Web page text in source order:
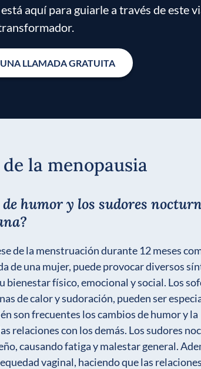
aquí para guiarle a través de este
LLAMADA GRATUITA
la menopausia
de humor y los sudores
de la menstruación durante 12 meses
de una mujer, puede provocar diversos
bienestar físico, emocional y social. Los
de calor y sudoración, pueden ser
son frecuentes los cambios de humor y la
relaciones con los demás. Los sudores
causando fatiga y malestar general.
vaginal, haciendo que las relaciones